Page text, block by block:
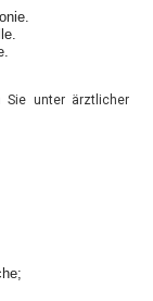
Sie unter ärztlicher